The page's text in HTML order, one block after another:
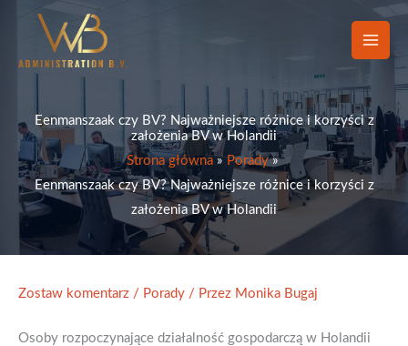
Przejdź
treści
Eenmanszaak czy BV? Najważniejsze różnice i korzyści z
założenia BV w Holandii
Strona główna
Porady
Eenmanszaak czy BV? Najważniejsze różnice i korzyści z
założenia BV w Holandii
Zostaw komentarz / Porady / Przez Monika Bugaj
Osoby rozpoczynające działalność gospodarczą w Holandii